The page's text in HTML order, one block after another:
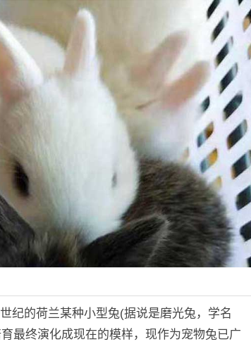
纪的荷兰某种小型兔(据说是磨光兔，学名
最终演化成现在的模样，现作为宠物兔已广